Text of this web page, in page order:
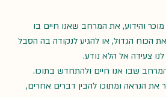
והידוע, את המרחב שאנו חיים בו
הכוח הגדול, או להגיע לנקודה בה הסבל
צעידה אל הלא נודע.
שבו אנו חיים ולהתחדש בתוכו.
את הנראה ומתוכו להבין דברים אחרים,